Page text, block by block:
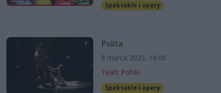
Spektakle i opery
Polita
8 marca 2025, 16:00
Teatr Polski
Spektakle i opery